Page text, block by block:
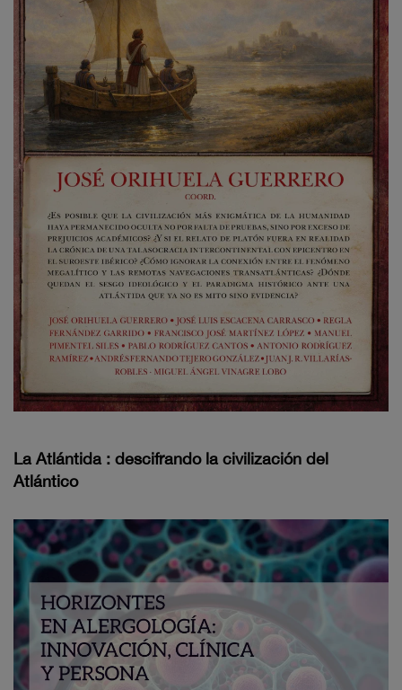
La Atlántida : descifrando la civilización del
Atlántico